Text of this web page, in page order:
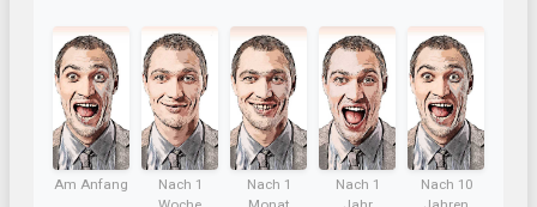
Am Anfang
Nach 1
Nach 1
Nach 1
Nach 10